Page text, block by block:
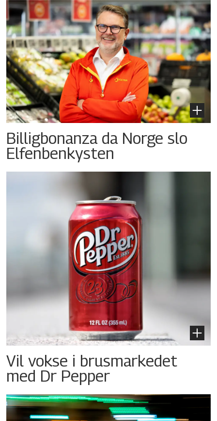
Billigbonanza da Norge slo
Elfenbenkysten
Vil vokse i brusmarkedet
med Dr Pepper